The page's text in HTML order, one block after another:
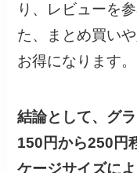
り、レビューを
た、まとめ買い
お得になります。
結論として、グ
150円から250円
ケージサイズに